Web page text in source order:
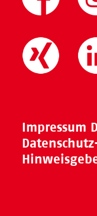
Impressum